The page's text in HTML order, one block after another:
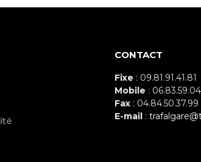
CONTACT
Fixe : 09.81.91.41.81
Mobile :
Fax: 04.84.50.37.99
E-mail :